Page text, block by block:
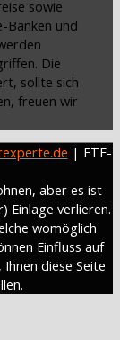
sowie
Banken und
Die
sollte sich
freuen wir
| ETF-
aber es ist
Einlage verlieren.
womöglich
Einfluss auf
diese Seite